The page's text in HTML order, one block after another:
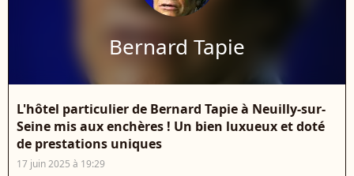
Bernard Tapie
L'hôtel particulier de Bernard Tapie à Neuilly-sur-
Seine mis aux enchères ! Un bien luxueux et doté
de prestations uniques
17 juin 2025 à 19:29